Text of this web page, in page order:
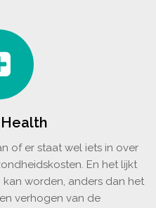
of er staat wel iets in over
En het lijkt
worden, anders dan het
verhogen van de